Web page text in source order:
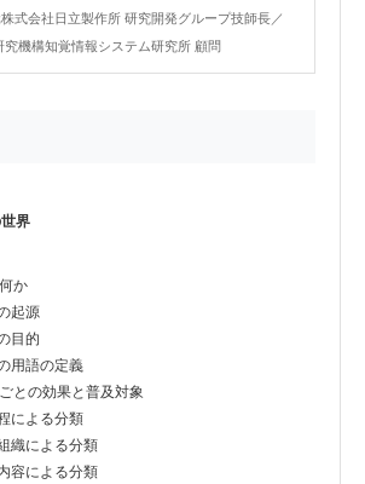
式会社日立製作所 研究開発グループ技師長／
機構知覚情報システム研究所 顧問
界
か
起源
目的
語の定義
との効果と普及対象
よる分類
による分類
による分類